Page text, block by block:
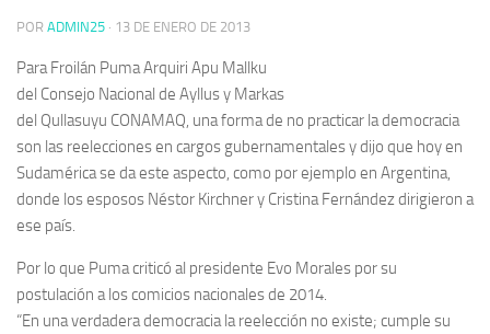
POR ADMIN25 · 13 DE ENERO DE 2013
Para Froilán Puma Arquiri Apu Mallku
del Consejo Nacional de Ayllus y Markas
del Qullasuyu CONAMAQ, una forma de no practicar la democracia
son las reelecciones en cargos gubernamentales y dijo que hoy en
Sudamérica se da este aspecto, como por ejemplo en Argentina,
donde los esposos Néstor Kirchner y Cristina Fernández dirigieron a
ese país.
Por lo que Puma criticó al presidente Evo Morales por su
postulación a los comicios nacionales de 2014.
“En una verdadera democracia la reelección no existe; cumple su